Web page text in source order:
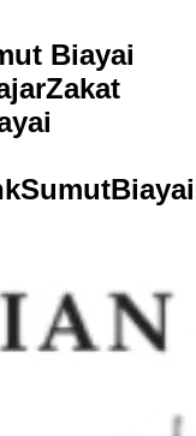
Biayai
Zakat
kSumutBiayai